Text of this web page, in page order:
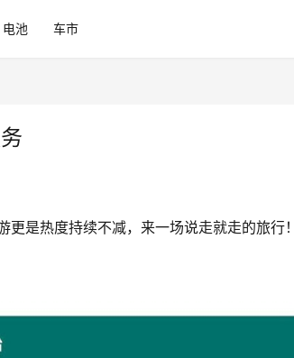
电池 车市
更是热度持续不减，来一场说走就走的旅行